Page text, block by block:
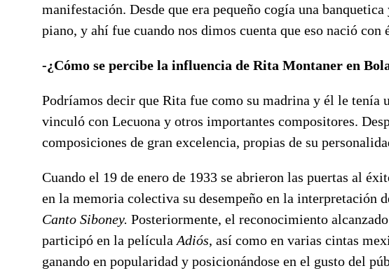
manifestación. Desde que era pequeño cogía una
piano, y ahí fue cuando nos dimos cuenta que eso nació con
-¿Cómo se percibe la influencia de Rita Montaner en
Podríamos decir que Rita fue como su madrina y él le tenía
vinculó con Lecuona y otros importantes compositores.
composiciones de gran excelencia, propias de su
Cuando el 19 de enero de 1933 se abrieron las puertas al
en la memoria colectiva su desempeño en la interpretación
Canto Siboney. Posteriormente, el reconocimiento
participó en la película Adiós, así como en varias cintas
ganando en popularidad y posicionándose en el gusto del